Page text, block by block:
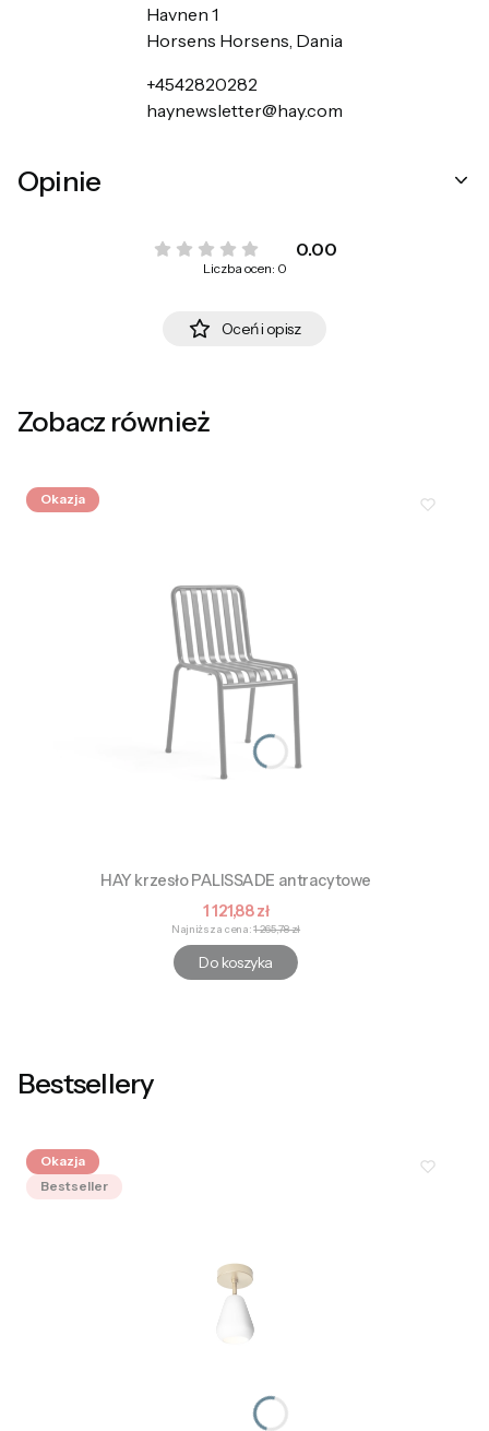
Havnen 1
Horsens Horsens, Dania
+4542820282
haynewsletter@hay.com
Opinie
0.00
Liczba ocen: 0
Oceń i opisz
Zobacz również
Okazja
HAY krzesło PALISSADE antracytowe
Cena promocyjna
1 121,88 zł
Najniższa cena: 1 265,78 zł
Do koszyka
Bestsellery
Okazja
Bestseller